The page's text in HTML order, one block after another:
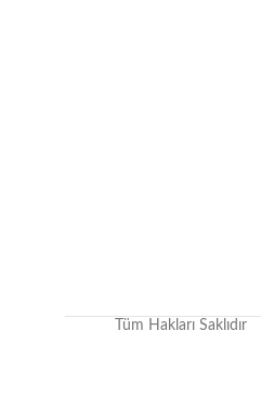
Tüm Hakları Saklıdır